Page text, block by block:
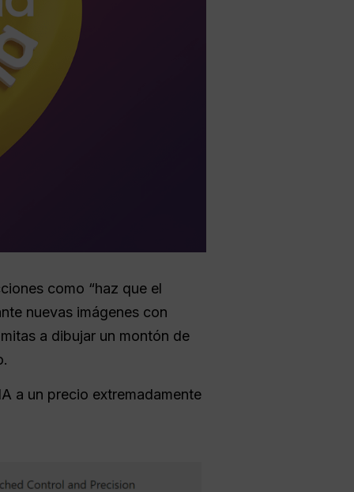
como “haz que el
nuevas imágenes con
a dibujar un montón de
a un precio extremadamente